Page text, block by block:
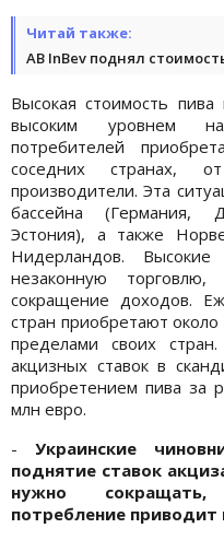
Читай также:
AB InBev поднял
Высокая стоимость
высоким уровнем
потребителей
соседних странах,
производители. Эта
бассейна (Германия,
Эстония), а также
Нидерландов.
незаконную
сокращение доходов.
стран приобретают
пределами своих
акцизных ставок в
приобретением пива за
млн евро.
- Украинские
поднятие ставок
нужно сокращать,
потребление приводит